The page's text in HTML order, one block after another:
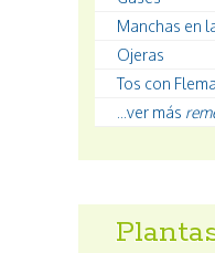
Manchas en
Ojeras
Tos con
...ver más